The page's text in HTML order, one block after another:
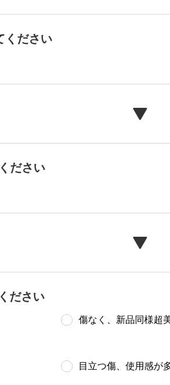
ください
ださい
ださい
傷なく、新品同様超
目立つ傷、使用感が